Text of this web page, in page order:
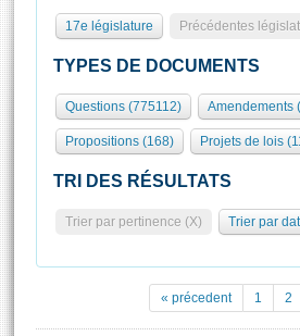
Présidence
577 députés
Groupes politiques
Séance publique
Commissions et autres organes
Europe et International
Pétitions
Rôle et pouvoirs de l'Assemblée
Organisation de l'Assemblée
Présidence Conférence des
Statistiques et chiffres clés
Documents de référence
( Constitution | Règlement de
Visiter l'Assemblée
Visite virtuelle du palais
Assister à une séance
La Bibliothèque
17e législature Précédentes
TYPES DE DOCUMENTS
Questions (775112) Amendements
Propositions (168) Projets de lois
TRI DES RÉSULTATS
Trier par pertinence (X) Trier par
« précedent 1 2